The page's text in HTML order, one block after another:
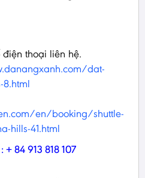
thoại liên hệ.
dat-
en/booking/shuttle-
hills-41.html
84 913 818 107